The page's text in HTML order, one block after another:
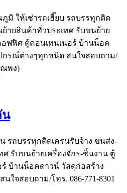
มิ ให้เช่ารถเฮี๊ยบ รถบรรทุกติด
ายสินค้าทั่วประเทศ รับขนย้าย
อฟฟิศ ตู้คอนเทนเนอร์ บ้านน็อค
กรณ์ต่างๆทุกชนิด สนใจสอบถาม/
ณพง)
น
รถบรรทุกติดเครนรับจ้าง ขนส่ง-
รับขนย้ายเครื่องจักร-ชิ้นงาน ตู้
บ้านน็อคดาวน์ วัสดุก่อสร้าง
ใจสอบถาม/โทร. 086-771-8301